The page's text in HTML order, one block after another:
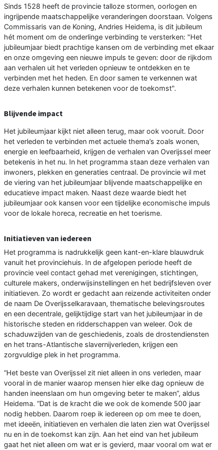
Sinds 1528 heeft de provincie talloze stormen, oorlogen en
ingrijpende maatschappelijke veranderingen doorstaan. Volgens
Commissaris van de Koning, Andries Heidema, is dit jubileum
hét moment om de onderlinge verbinding te versterken: "Het
jubileumjaar biedt prachtige kansen om de verbinding met elkaar
en onze omgeving een nieuwe impuls te geven: door de rijkdom
aan verhalen uit het verleden opnieuw te ontdekken en te
verbinden met het heden. En door samen te verkennen wat
deze verhalen kunnen betekenen voor de toekomst".
Blijvende impact
Het jubileumjaar kijkt niet alleen terug, maar ook vooruit. Door
het verleden te verbinden met actuele thema’s zoals wonen,
energie en leefbaarheid, krijgen de verhalen van Overijssel meer
betekenis in het nu. In het programma staan deze verhalen van
inwoners, plekken en generaties centraal. De provincie wil met
de viering van het jubileumjaar blijvende maatschappelijke en
educatieve impact maken. Naast deze waarde biedt het
jubileumjaar ook kansen voor een tijdelijke economische impuls
voor de lokale horeca, recreatie en het toerisme.
Initiatieven van iedereen
Het programma is nadrukkelijk geen kant-en-klare blauwdruk
vanuit het provinciehuis. In de afgelopen periode heeft de
provincie veel contact gehad met verenigingen, stichtingen,
culturele makers, onderwijsinstellingen en het bedrijfsleven over
initiatieven. Zo wordt er gedacht aan reizende activiteiten onder
de naam De Overijsselkaravaan, thematische belevingsroutes
en een decentrale, gelijktijdige start van het jubileumjaar in de
historische steden en ridderschappen van weleer. Ook de
schaduwzijden van de geschiedenis, zoals de drostendiensten
en het trans-Atlantische slavernijverleden, krijgen een
zorgvuldige plek in het programma.
“Het beste van Overijssel zit niet alleen in ons verleden, maar
vooral in de manier waarop mensen hier elke dag opnieuw de
handen ineenslaan om hun omgeving beter te maken”, aldus
Heidema. “Dat is de kracht die we ook de komende 500 jaar
nodig hebben. Daarom roep ik iedereen op om mee te doen,
met ideeën, initiatieven en verhalen die laten zien wat Overijssel
nu en in de toekomst kan zijn. Aan het eind van het jubileum
gaat het niet alleen om wat er is gevierd, maar vooral om wat er